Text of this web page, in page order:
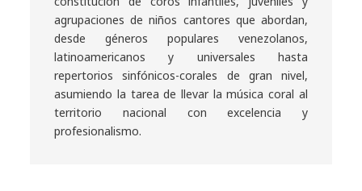
agrupaciones de niños cantores que abordan,
desde géneros populares venezolanos,
latinoamericanos y universales hasta
repertorios sinfónicos-corales de gran nivel,
asumiendo la tarea de llevar la música coral al
territorio nacional con excelencia y
profesionalismo.